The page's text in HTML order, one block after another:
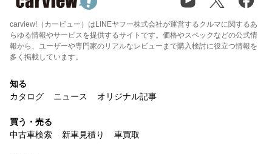
carview!（カービュー）はLINEヤフー株式会社が運営するクルマに関するあ
らゆる情報やサービスを提供するサイトです。価格やスペックなどの公式情
報から、ユーザーや専門家のリアルなレビューまで購入検討に役立つ情報を
多く掲載しています。
知る
カタログ
ニュース オリジナル記事
買う・売る
中古車検索
新車見積り 車買取